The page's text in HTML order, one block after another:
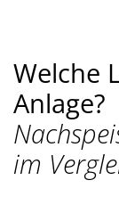
Welche
Anlage?
im